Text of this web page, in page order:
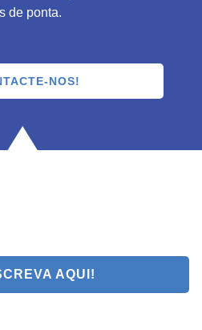
de ponta.
NOS!
AQUI!